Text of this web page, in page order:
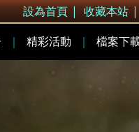
設為首頁 | 收藏本站 |